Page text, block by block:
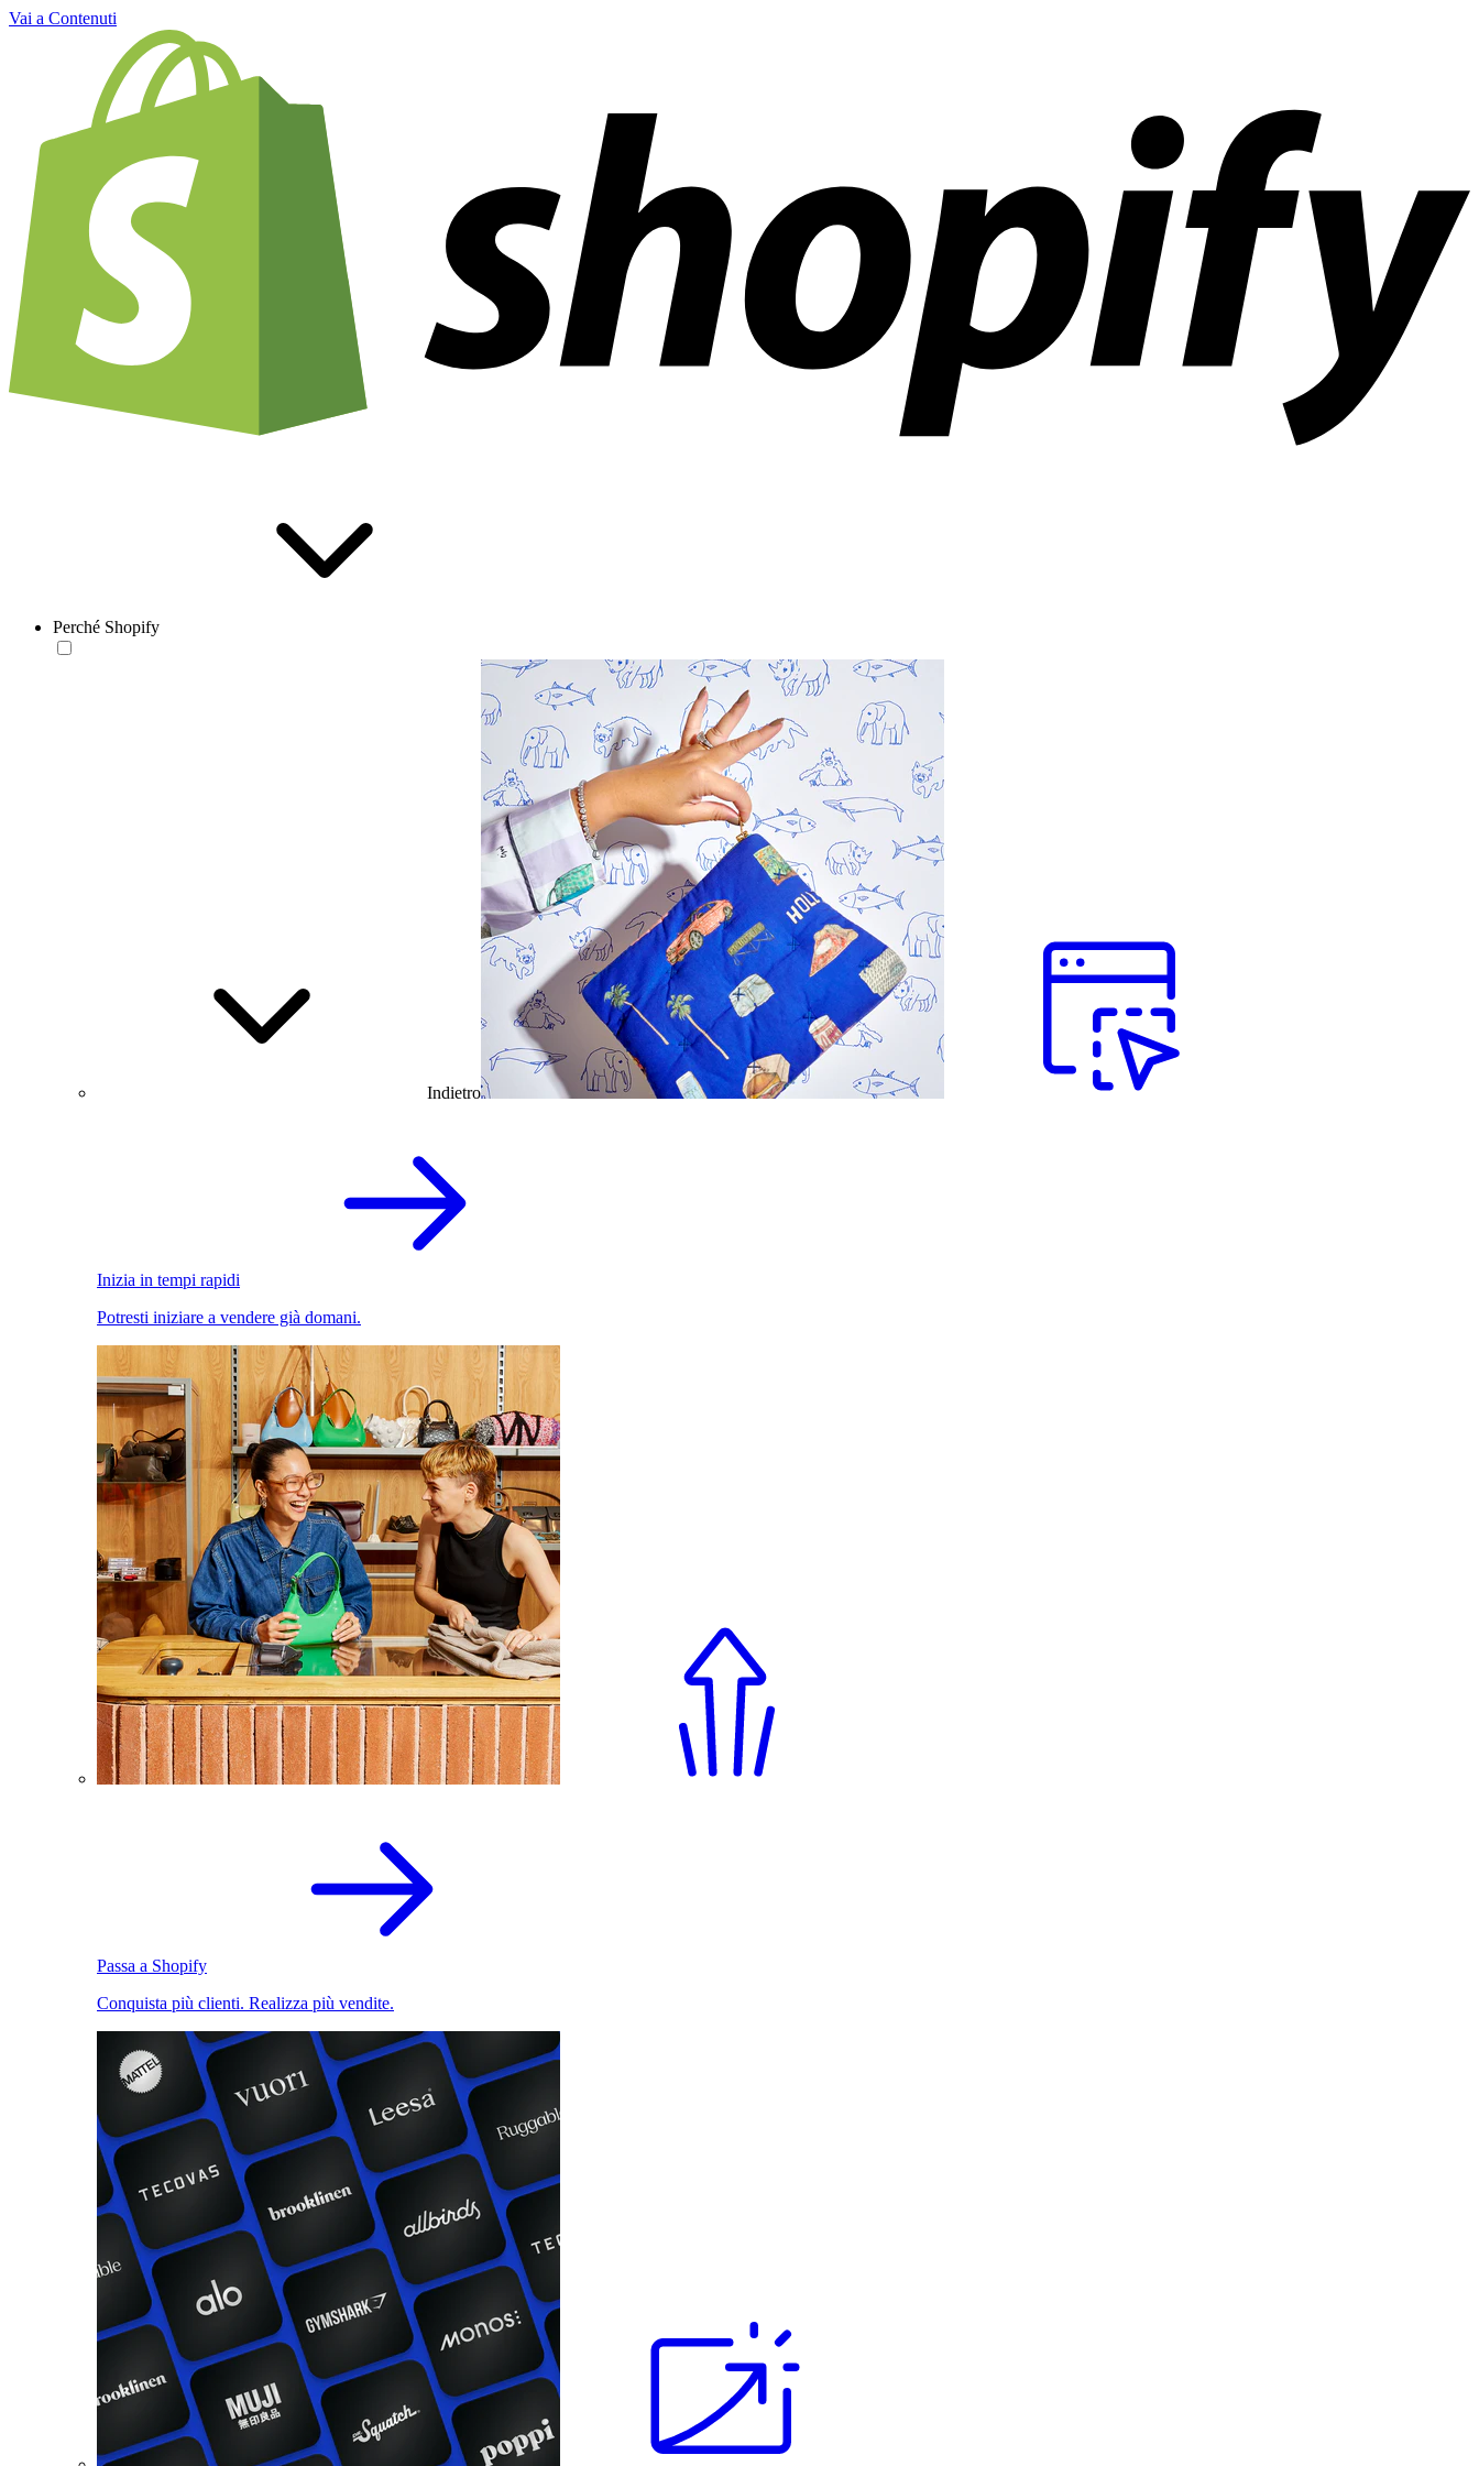
Vai a Contenuti
Perché Shopify
Indietro
Inizia in tempi rapidi
Potresti iniziare a vendere già domani.
Passa a Shopify
Conquista più clienti. Realizza più vendite.